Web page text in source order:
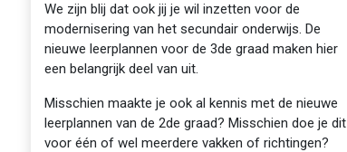
We zijn blij dat ook jij je wil inzetten voor de
modernisering van het secundair onderwijs. De
nieuwe leerplannen voor de 3de graad maken hier
een belangrijk deel van uit.
Misschien maakte je ook al kennis met de nieuwe
leerplannen van de 2de graad? Misschien doe je dit
voor één of wel meerdere vakken of richtingen?